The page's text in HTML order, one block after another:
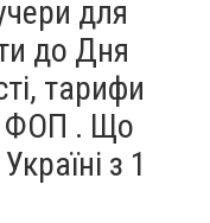
для
до Дня
тарифи
ФОП . Що
з 1